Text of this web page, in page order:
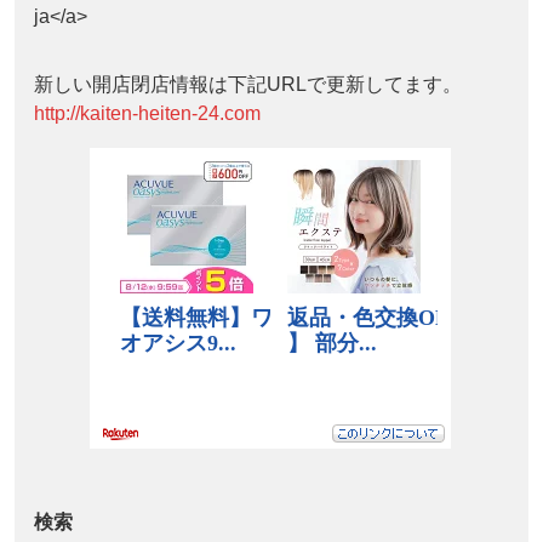
ja</a>
新しい開店閉店情報は下記URLで更新してます。
http://kaiten-heiten-24.com
検索